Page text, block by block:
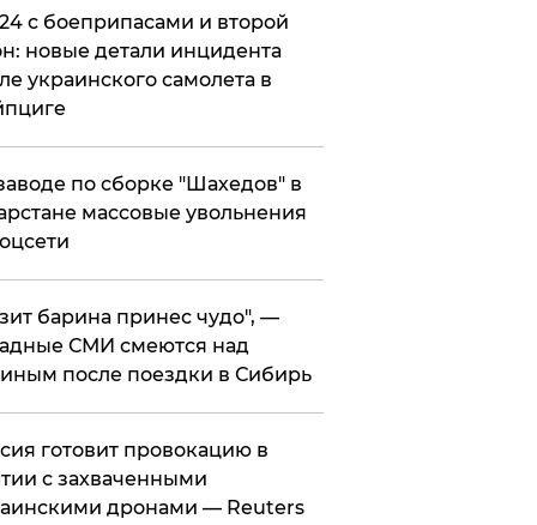
с боеприпасами и второй
новые детали инцидента
украинского самолета в
по сборке "Шахедов" в
массовые увольнения
барина принес чудо", —
СМИ смеются над
после поездки в Сибирь
готовит провокацию в
с захваченными
дронами — Reuters